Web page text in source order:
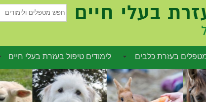
בעזרת כלבים לימודים טיפול בעזרת בעלי חיים
בעלי חיים
מטפלים